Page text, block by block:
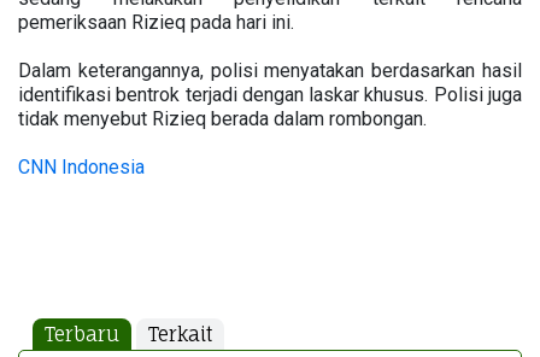
pemeriksaan Rizieq pada hari ini.
Dalam keterangannya, polisi menyatakan berdasarkan hasil
identifikasi bentrok terjadi dengan laskar khusus. Polisi juga
tidak menyebut Rizieq berada dalam rombongan.
CNN Indonesia
Terbaru Terkait